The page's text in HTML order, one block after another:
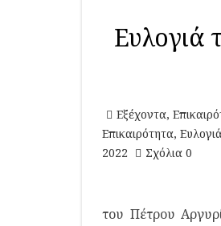
Ευλογιά
Εξέχοντα,
Επικαιρότητα,
2022
Σχόλια 0
του Πέτρου